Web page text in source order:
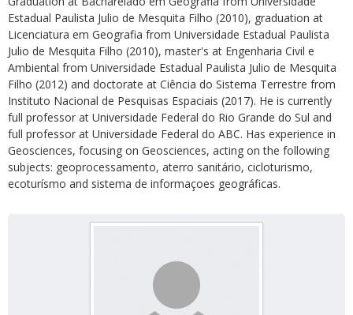
Estadual Paulista Julio de Mesquita Filho (2010), graduation at
Licenciatura em Geografia from Universidade Estadual Paulista
Julio de Mesquita Filho (2010), master's at Engenharia Civil e
Ambiental from Universidade Estadual Paulista Julio de Mesquita
Filho (2012) and doctorate at Ciência do Sistema Terrestre from
Instituto Nacional de Pesquisas Espaciais (2017). He is currently
full professor at Universidade Federal do Rio Grande do Sul and
full professor at Universidade Federal do ABC. Has experience in
Geosciences, focusing on Geosciences, acting on the following
subjects: geoprocessamento, aterro sanitário, cicloturismo,
ecoturísmo and sistema de informaçoes geográficas.